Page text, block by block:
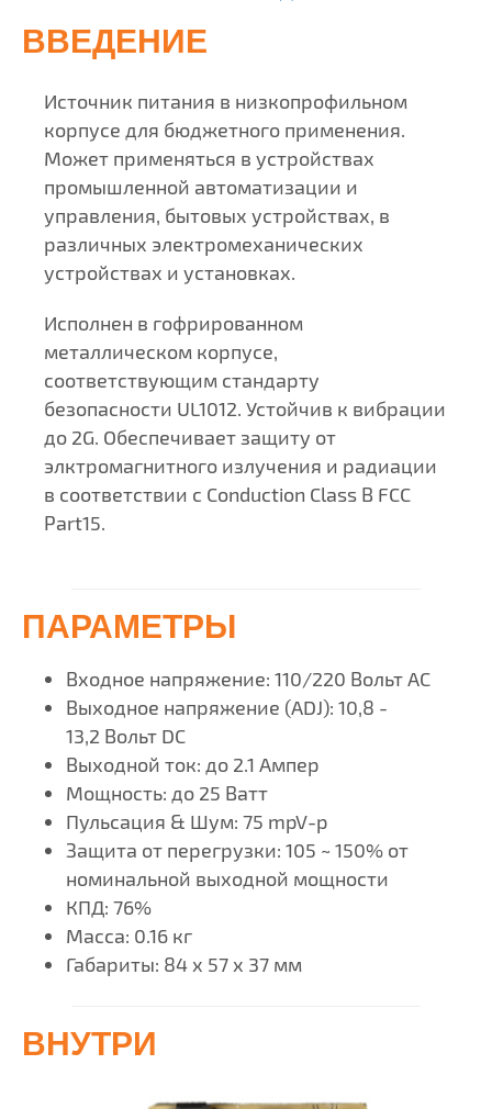
ВВЕДЕНИЕ
Источник питания в низкопрофильном
корпусе для бюджетного применения.
Может применяться в устройствах
промышленной автоматизации и
управления, бытовых устройствах, в
различных электромеханических
устройствах и установках.
Исполнен в гофрированном
металлическом корпусе,
соответствующим стандарту
безопасности UL1012. Устойчив к вибрации
до 2G. Обеспечивает защиту от
элктромагнитного излучения и радиации
в соответствии с Conduction Class B FCC
Part15.
ПАРАМЕТРЫ
Входное напряжение: 110/220 Вольт AC
Выходное напряжение (ADJ): 10,8 -
13,2 Вольт DC
Выходной ток: до 2.1 Ампер
Мощность: до 25 Ватт
Пульсация & Шум: 75 mpV-p
Защита от перегрузки: 105 ~ 150% от
номинальной выходной мощности
КПД: 76%
Масса: 0.16 кг
Габариты: 84 х 57 х 37 мм
ВНУТРИ